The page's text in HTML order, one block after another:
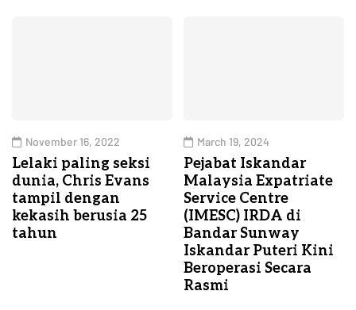
November 16, 2022
Lelaki paling seksi
dunia, Chris Evans
tampil dengan
kekasih berusia 25
tahun
March 19, 2024
Pejabat Iskandar
Malaysia Expatriate
Service Centre
(IMESC) IRDA di
Bandar Sunway
Iskandar Puteri Kini
Beroperasi Secara
Rasmi